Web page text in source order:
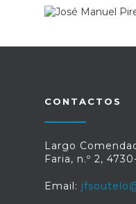
CONTACTOS
Largo
Faria, n.º 2,
Email: